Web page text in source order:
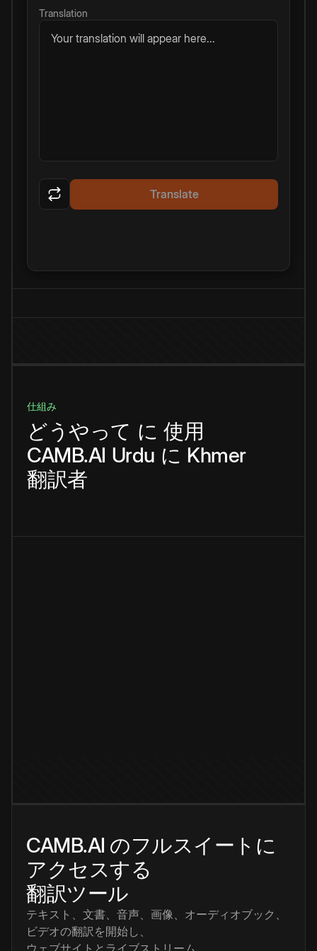
Translation
Your translation will appear here...
Translate
仕組み
どうやって に 使用
CAMB.AI Urdu に Khmer
翻訳者
CAMB.AI のフルスイートに
アクセスする
翻訳ツール
テキスト、文書、音声、画像、オーディオブック、
ビデオの翻訳を開始し、